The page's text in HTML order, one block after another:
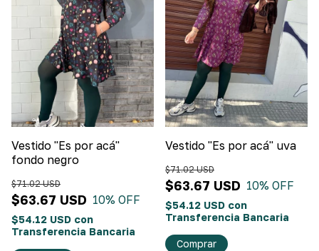
Vestido "Es por acá"
fondo negro
$63.67 USD
$71.02 USD
10% OFF
$54.12 USD con
Transferencia Bancaria
Vestido "Es por acá" uva
$63.67 USD
$71.02 USD
10% OFF
$54.12 USD con
Transferencia Bancaria
Comprar